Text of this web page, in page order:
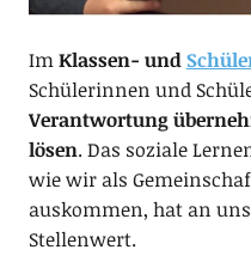
ImKlassen- und
Schülerinnen und
Verantwortung
lösen. Das soziale
wie wir als
auskommen, hat an
Stellenwert.